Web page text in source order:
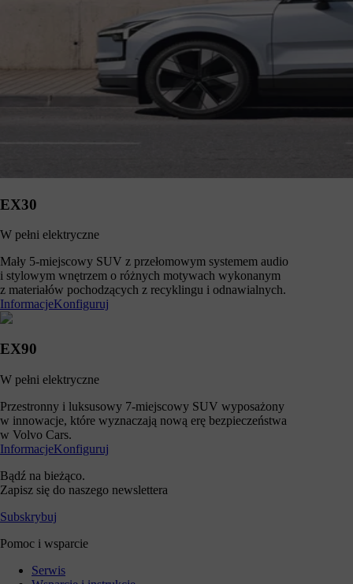
EX30
W pełni elektryczne
Mały 5-miejscowy SUV z przełomowym systemem audio
i stylowym wnętrzem o różnych motywach wykonanym
z materiałów pochodzących z recyklingu i odnawialnych.
InformacjeKonfiguruj
EX90
W pełni elektryczne
Przestronny i luksusowy 7-miejscowy SUV wyposażony
w innowacje, które wyznaczają nową erę bezpieczeństwa
w Volvo Cars.
InformacjeKonfiguruj